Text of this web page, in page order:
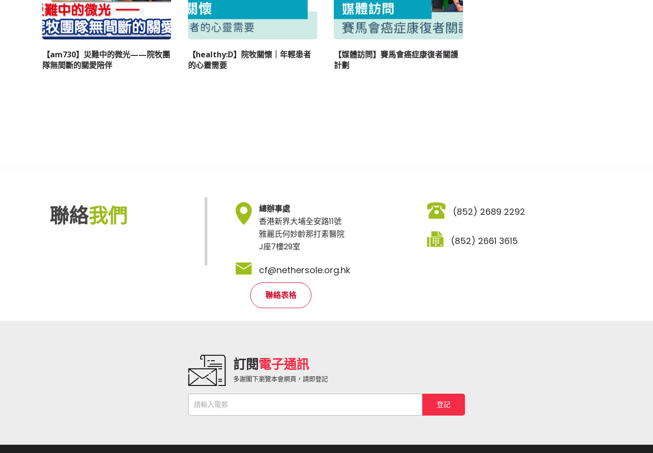
【am730】災難中的微光——院牧團
隊無間斷的關愛陪伴
【healthy:D】院牧關懷｜年輕患者
的心靈需要
【媒體訪問】賽馬會癌症康復者關護
計劃
聯絡我們
總辦事處
香港新界大埔全安路11號
雅麗氏何妙齡那打素醫院
J座7樓29室
cf@nethersole.org.hk
聯絡表格
(852) 2689 2292
(852) 2661 3615
訂閱電子通訊
多謝閣下瀏覽本會網頁，請即登記
登記